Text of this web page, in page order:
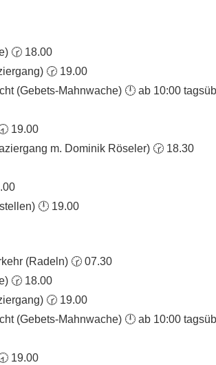
🕝 18.00
🕝 19.00
(Gebets-Mahnwache) 🕛 ab 10:00
19.00
m. Dominik Röseler) 🕝 18.30
🕛 19.00
(Radeln) 🕝 07.30
🕝 18.00
🕝 19.00
(Gebets-Mahnwache) 🕛 ab 10:00
19.00